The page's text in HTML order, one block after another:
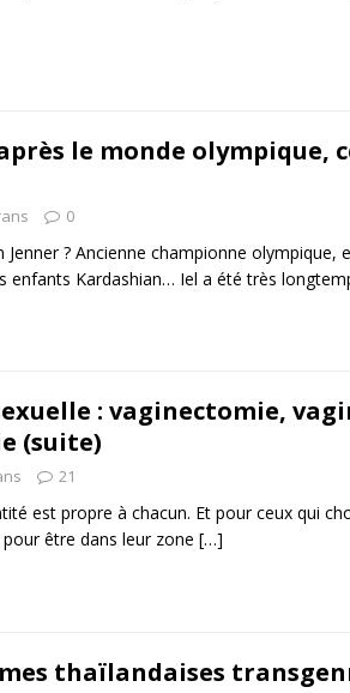
le monde olympique,
0
? Ancienne championne olympique,
enfants Kardashian… Iel a été très
: vaginectomie,
(suite)
21
est propre à chacun. Et pour ceux qui
être dans leur zone […]
thaïlandaises